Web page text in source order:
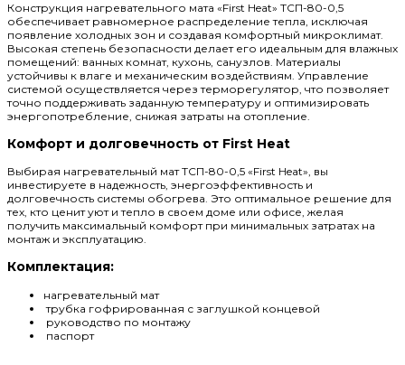
Конструкция нагревательного мата «First Heat» ТСП-80-0,5
обеспечивает равномерное распределение тепла, исключая
появление холодных зон и создавая комфортный микроклимат.
Высокая степень безопасности делает его идеальным для влажных
помещений: ванных комнат, кухонь, санузлов. Материалы
устойчивы к влаге и механическим воздействиям. Управление
системой осуществляется через терморегулятор, что позволяет
точно поддерживать заданную температуру и оптимизировать
энергопотребление, снижая затраты на отопление.
Комфорт и долговечность от First Heat
Выбирая нагревательный мат ТСП-80-0,5 «First Heat», вы
инвестируете в надежность, энергоэффективность и
долговечность системы обогрева. Это оптимальное решение для
тех, кто ценит уют и тепло в своем доме или офисе, желая
получить максимальный комфорт при минимальных затратах на
монтаж и эксплуатацию.
Комплектация:
нагревательный мат
трубка гофрированная с заглушкой концевой
руководство по монтажу
паспорт